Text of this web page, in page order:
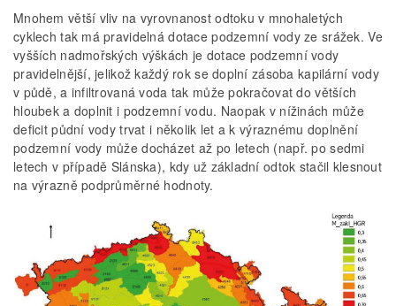
Mnohem větší vliv na vyrovnanost odtoku v mnohaletých
cyklech tak má pravidelná dotace podzemní vody ze srážek. Ve
vyšších nadmořských výškách je dotace podzemní vody
pravidelnější, jelikož každý rok se doplní zásoba kapilární vody
v půdě, a infiltrovaná voda tak může pokračovat do větších
hloubek a doplnit i podzemní vodu. Naopak v nížinách může
deficit půdní vody trvat i několik let a k výraznému doplnění
podzemní vody může docházet až po letech (např. po sedmi
letech v případě Slánska), kdy už základní odtok stačil klesnout
na výrazně podprůměrné hodnoty.